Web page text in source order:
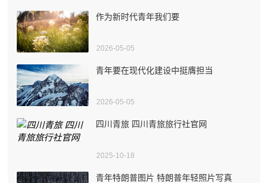
作为新时代青年我们要
2026-05-05
青年要在现代化建设中挺膺担当
2026-05-05
四川青旅 四川青旅旅行社官网
2025-10-18
青年特朗普图片 特朗普年轻照片写真